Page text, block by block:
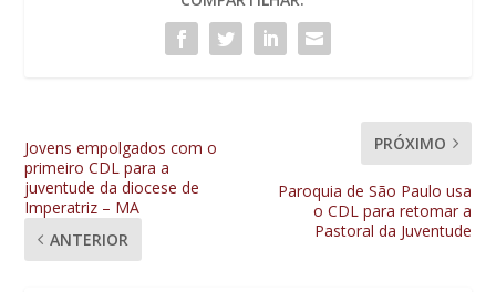
Jovens empolgados com o
primeiro CDL para a
juventude da diocese de
Imperatriz – MA
ANTERIOR
PRÓXIMO
Paroquia de São Paulo usa
o CDL para retomar a
Pastoral da Juventude